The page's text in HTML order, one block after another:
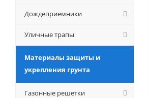
Дождеприемники
Уличные трапы
Материалы защиты и
укрепления грунта
Газонные решетки